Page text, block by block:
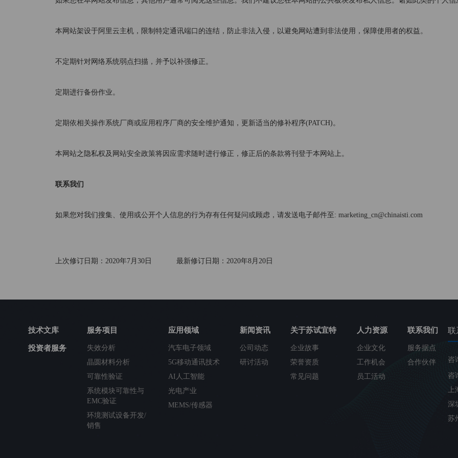
本网站架设于阿里云主机，限制特定通讯端口的连结，防止非法入侵，以避免网站遭到非法使用，保障使用者的权益。
不定期针对网络系统弱点扫描，并予以补强修正。
定期进行备份作业。
定期依相关操作系统厂商或应用程序厂商的安全维护通知，更新适当的修补程序(PATCH)。
本网站之隐私权及网站安全政策将因应需求随时进行修正，修正后的条款将刊登于本网站上。
联系我们
如果您对我们搜集、使用或公开个人信息的行为存有任何疑问或顾虑，请发送电子邮件至: marketing_cn@chinaisti.com
上次修订日期：2020年7月30日 最新修订日期：2020年8月20日
技术文库
投资者服务
服务项目
失效分析
晶圆材料分析
可靠性验证
系统模块可靠性与
EMC验证
环境测试设备开发/
销售
应用领域
汽车电子领域
5G移动通讯技术
AI人工智能
光电产业
MEMS/传感器
新闻资讯
公司动态
研讨活动
关于苏试宜特
企业故事
荣誉资质
常见问题
人力资源
企业文化
工作机会
员工活动
联系我们
服务据点
合作伙伴
联
咨
咨
深
苏